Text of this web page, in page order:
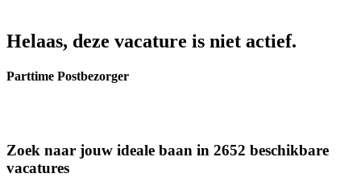
Helaas, deze vacature is niet actief.
Parttime Postbezorger
Zoek naar jouw ideale baan in 2652 beschikbare
vacatures